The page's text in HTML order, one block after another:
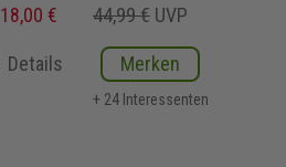
18,00 €
44,99 € UVP
Details Merken
+ 24 Interessenten